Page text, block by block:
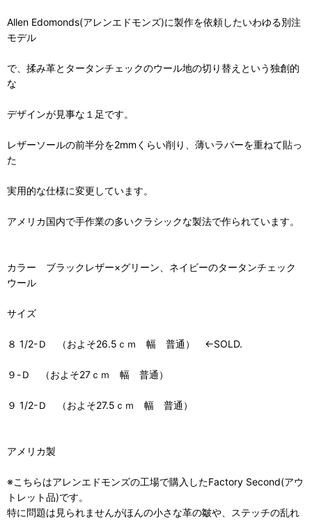
Allen Edomonds(アレンエドモンズ)に製作を依頼したいわゆる別注
モデル
で、揉み革とタータンチェックのウール地の切り替えという独創的
な
デザインが見事な１足です。
レザーソールの前半分を2mmくらい削り、薄いラバーを重ねて貼っ
た
実用的な仕様に変更しています。
アメリカ国内で手作業の多いクラシックな製法で作られています。
カラー ブラックレザー×グリーン、ネイビーのタータンチェック
ウール
サイズ
８ 1/2-Ｄ （およそ26.5ｃｍ 幅 普通） ←SOLD.
９-Ｄ （およそ27ｃｍ 幅 普通）
９ 1/2-Ｄ （およそ27.5ｃｍ 幅 普通）
アメリカ製
※こちらはアレンエドモンズの工場で購入したFactory Second(アウ
トレット品)です。
特に問題は見られませんがほんの小さな革の皺や、ステッチの乱れ